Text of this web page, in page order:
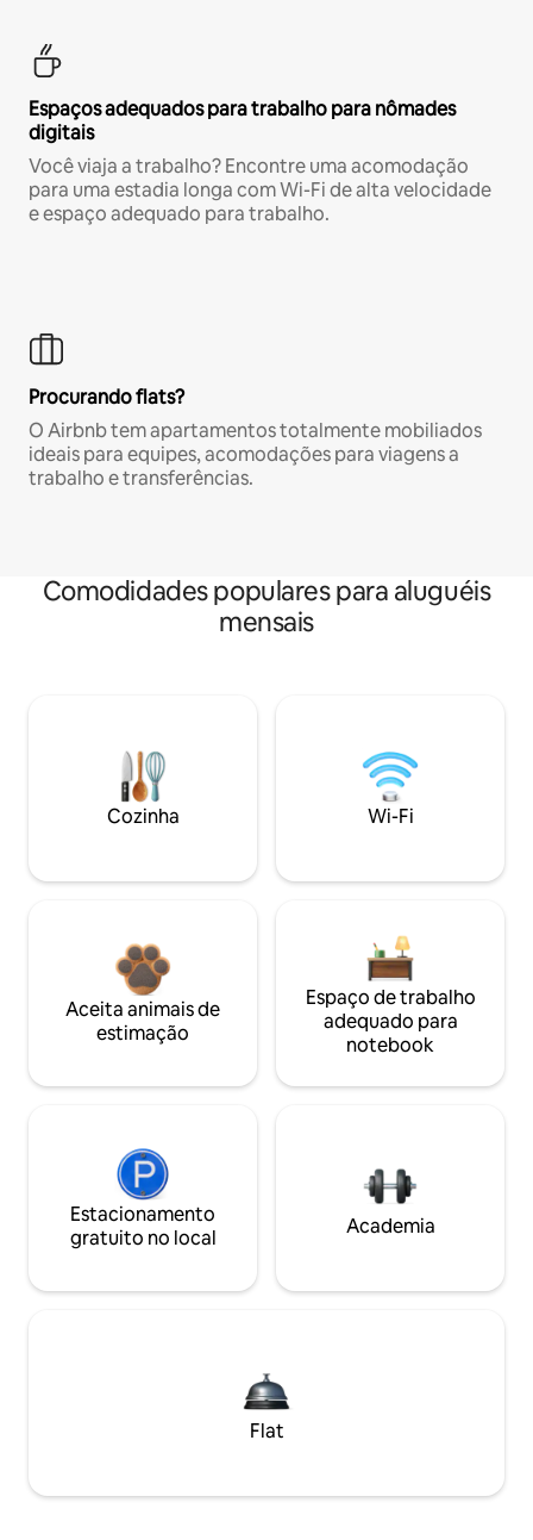
Espaços adequados para trabalho para nômades
digitais
Você viaja a trabalho? Encontre uma acomodação
para uma estadia longa com Wi-Fi de alta velocidade
e espaço adequado para trabalho.
Procurando flats?
O Airbnb tem apartamentos totalmente mobiliados
ideais para equipes, acomodações para viagens a
trabalho e transferências.
Comodidades populares para aluguéis
mensais
Cozinha Wi-Fi
Aceita animais de
estimação
Espaço de trabalho
adequado para
notebook
Estacionamento
gratuito no local
Academia
Flat